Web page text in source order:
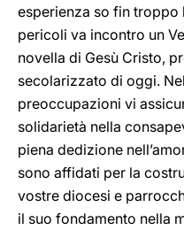
esperienza so fin
pericoli va incontro un
novella di Gesù Cristo,
secolarizzato di oggi.
preoccupazioni vi
solidarietà nella
piena dedizione
sono affidati per la
vostre diocesi e
il suo fondamento nella